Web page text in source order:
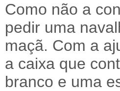
Como não a
pedir uma
maçã. Com a
a caixa que
branco e uma